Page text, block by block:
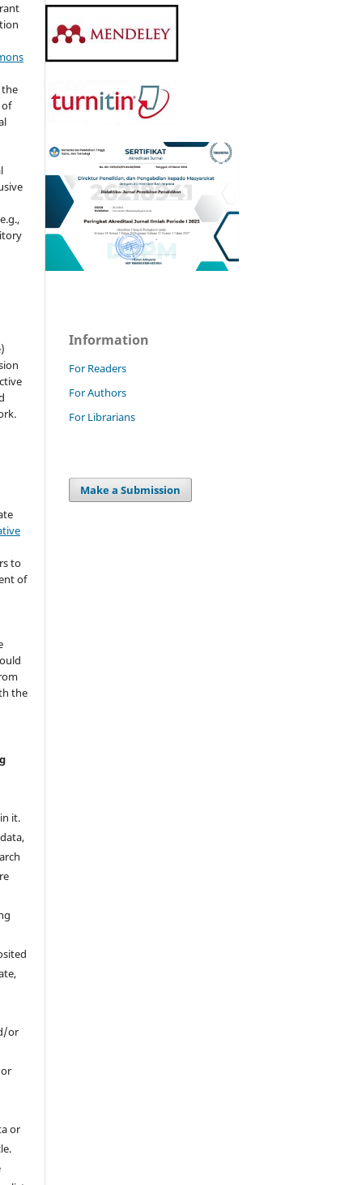
to
of
the
it.
or
or
Information
For Readers
For Authors
For Librarians
Make a Submission